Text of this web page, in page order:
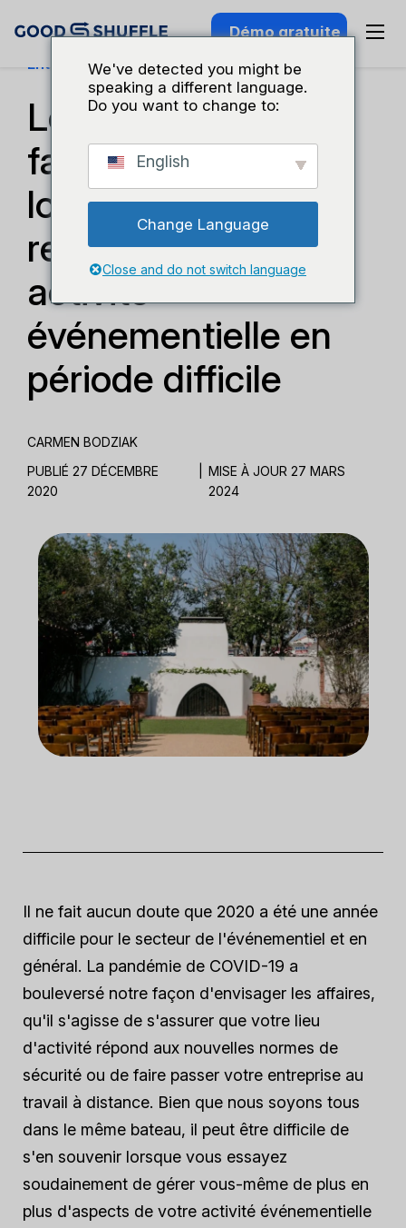
Démo gratuite
Entreprises Et Croissance
Les 4 principales
façons dont les
logiciels peuvent
renforcer votre
activité
événementielle en
période difficile
CARMEN BODZIAK
PUBLIÉ 27 DÉCEMBRE
2020
MISE À JOUR 27 MARS
2024
Il ne fait aucun doute que 2020 a été une année
difficile pour le secteur de l'événementiel et en
général. La pandémie de COVID-19 a
bouleversé notre façon d'envisager les affaires,
qu'il s'agisse de s'assurer que votre lieu
d'activité répond aux nouvelles normes de
sécurité ou de faire passer votre entreprise au
travail à distance. Bien que nous soyons tous
dans le même bateau, il peut être difficile de
s'en souvenir lorsque vous essayez
soudainement de gérer vous-même de plus en
plus d'aspects de votre activité événementielle
We've detected you might be
speaking a different language.
Do you want to change to:
English
Change Language
Close and do not switch language